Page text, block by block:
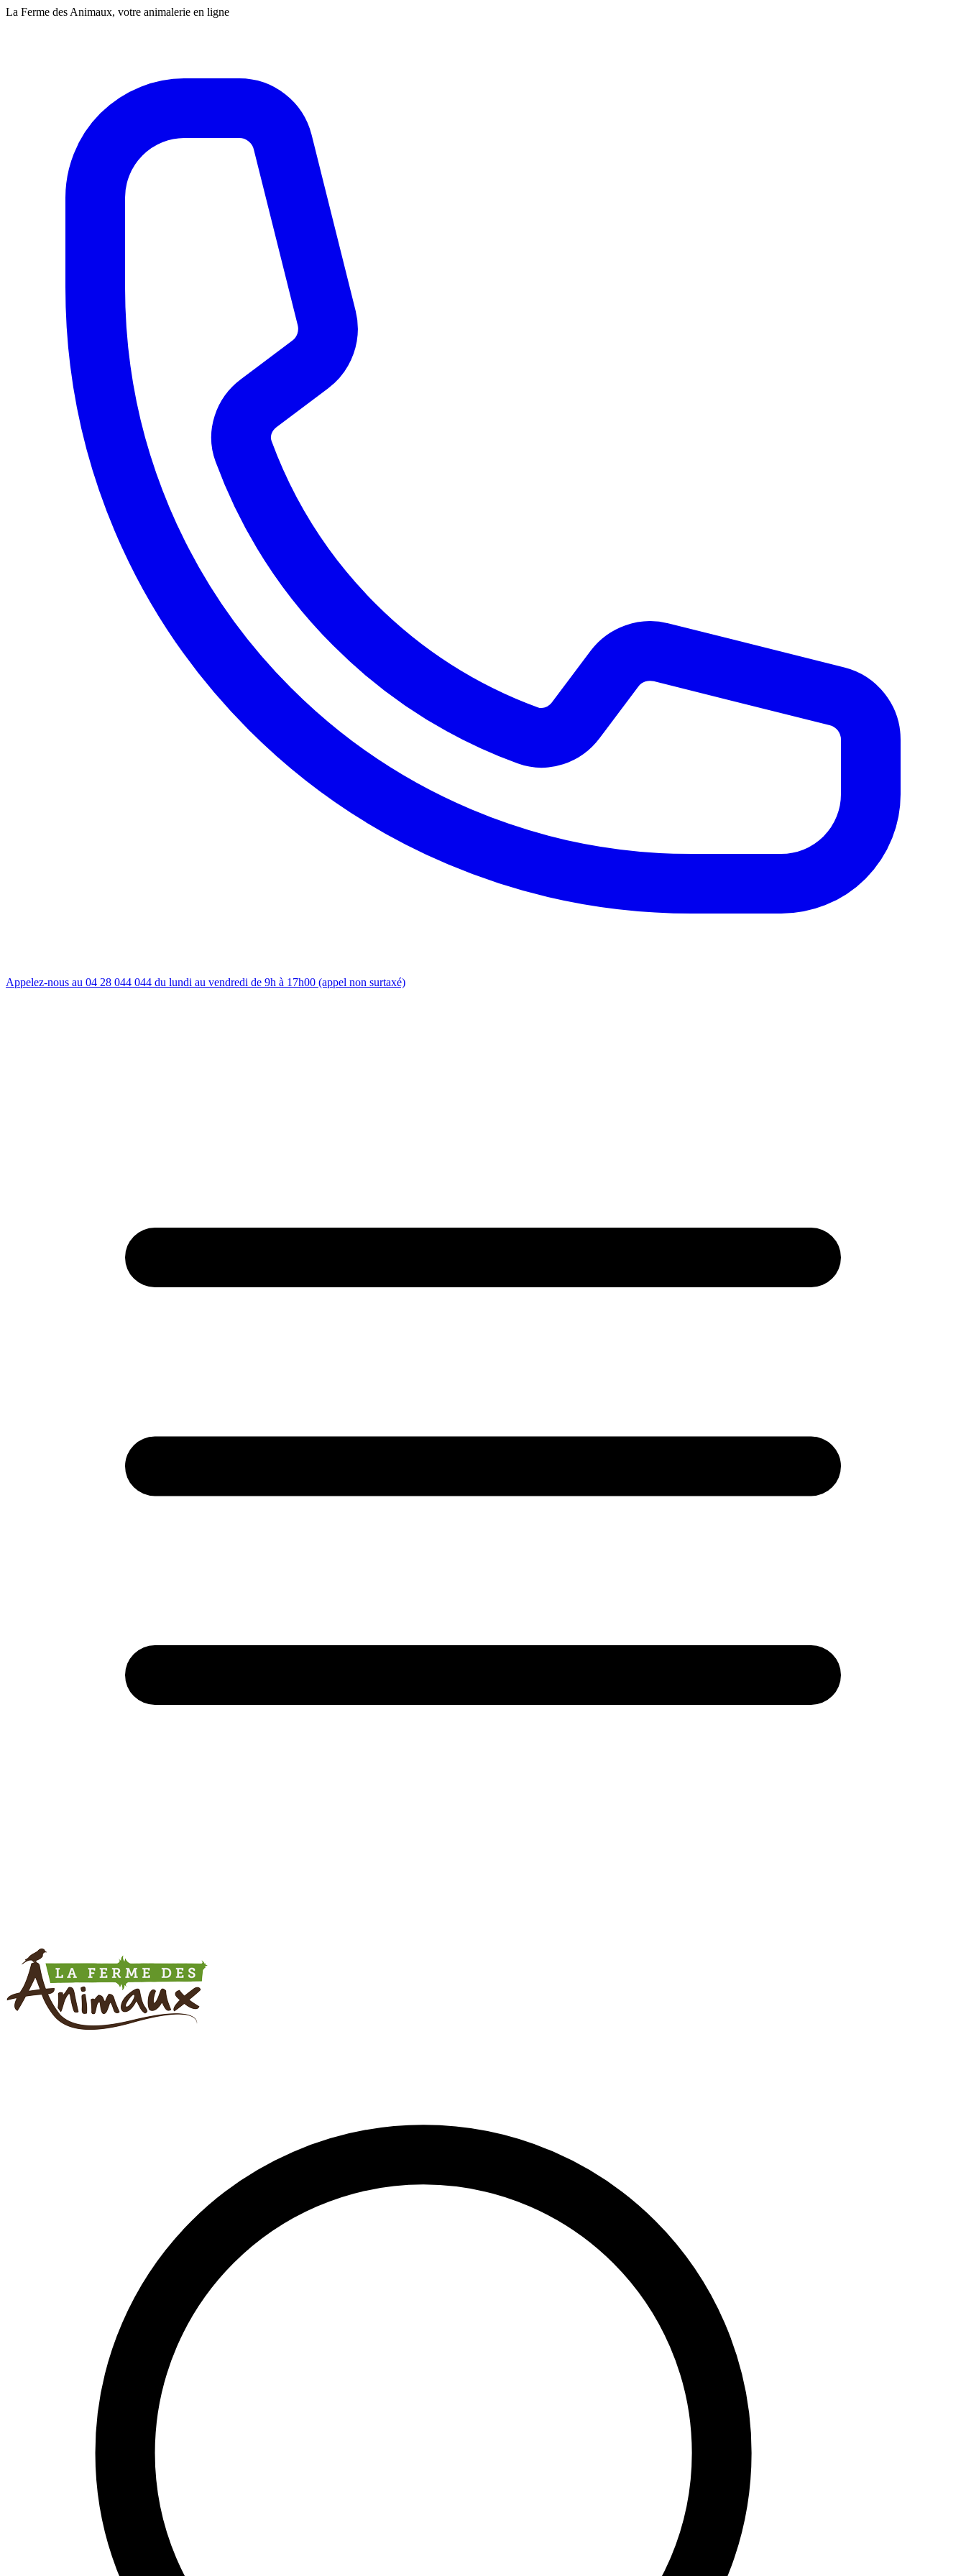
La Ferme des Animaux, votre animalerie en ligne
Appelez-nous au 04 28 044 044 du lundi au vendredi de 9h à 17h00 (appel non surtaxé)